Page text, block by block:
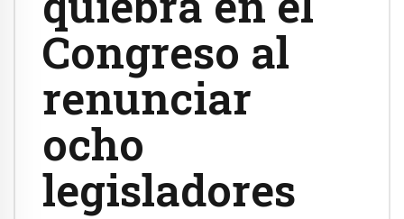
Congreso al
renunciar
ocho
legisladores